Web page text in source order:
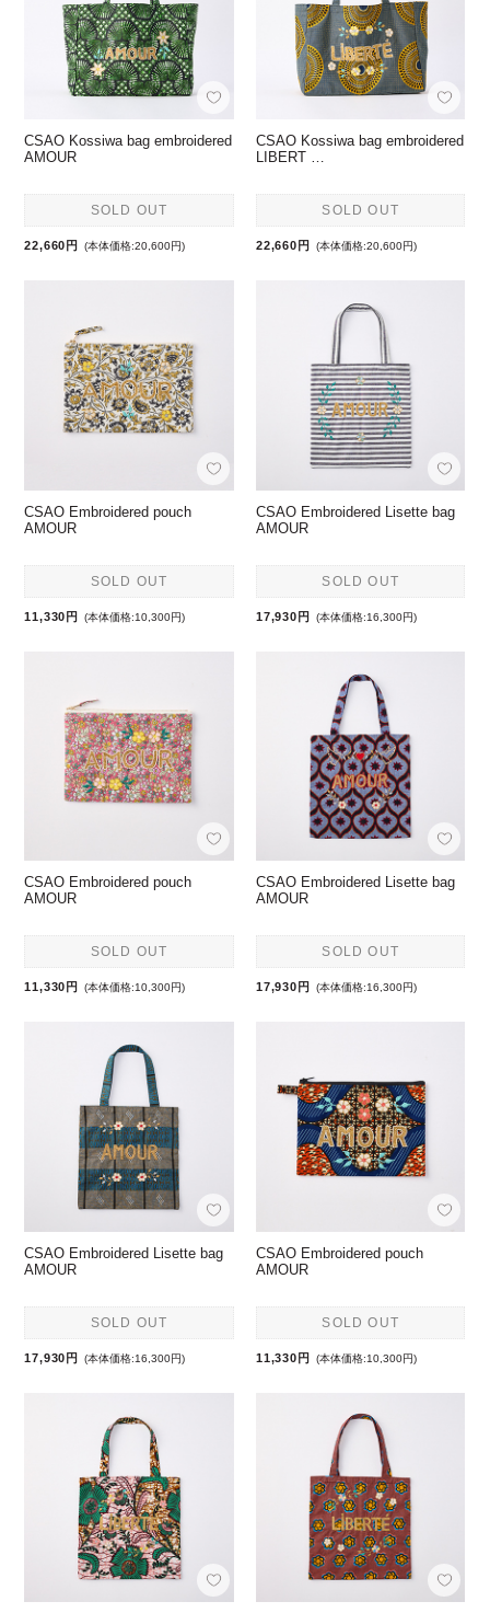
CSAO Kossiwa bag embroidered
AMOUR
SOLD OUT
22,660円 (本体価格:20,600円)
CSAO Kossiwa bag embroidered
LIBERT …
SOLD OUT
22,660円 (本体価格:20,600円)
CSAO Embroidered pouch
AMOUR
SOLD OUT
11,330円 (本体価格:10,300円)
CSAO Embroidered Lisette bag
AMOUR
SOLD OUT
17,930円 (本体価格:16,300円)
CSAO Embroidered pouch
AMOUR
SOLD OUT
11,330円 (本体価格:10,300円)
CSAO Embroidered Lisette bag
AMOUR
SOLD OUT
17,930円 (本体価格:16,300円)
CSAO Embroidered Lisette bag
AMOUR
SOLD OUT
17,930円 (本体価格:16,300円)
CSAO Embroidered pouch
AMOUR
SOLD OUT
11,330円 (本体価格:10,300円)